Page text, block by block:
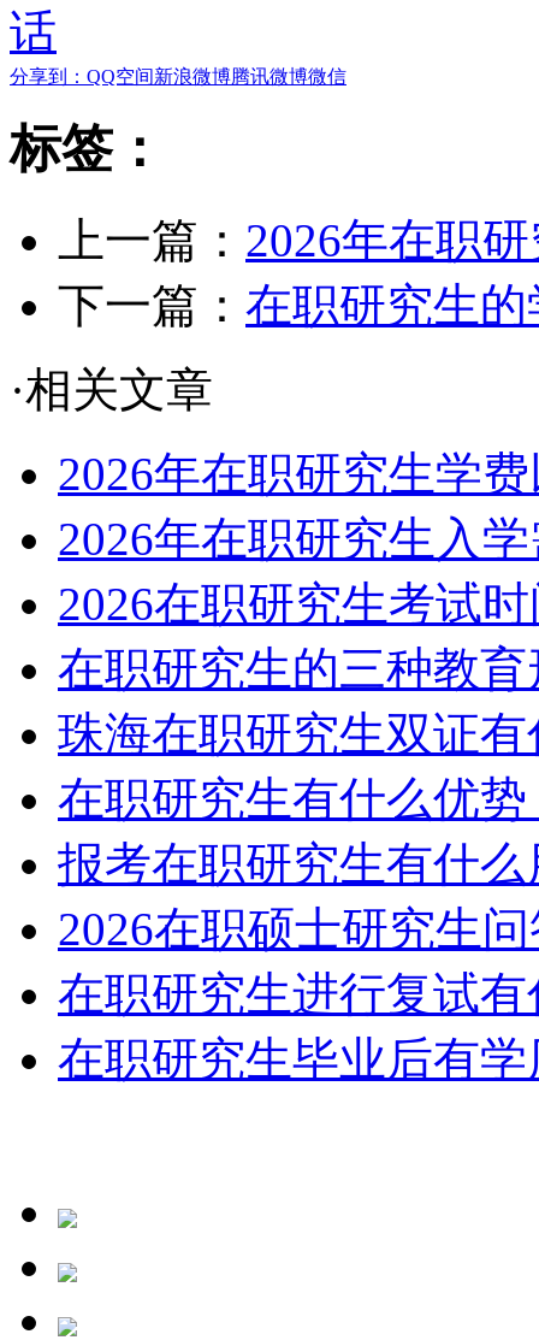
分享到： QQ空间新浪微博腾讯微博微信
标签：
上一篇： 2026年在职
下一篇： 在职研究生
·相关文章
2026年在职研究生学
2026年在职研究生入
2026在职研究生考试
在职研究生的三种教
珠海在职研究生双证
在职研究生有什么优势
报考在职研究生有什
2026在职硕士研究生
在职研究生进行复试
在职研究生毕业后有